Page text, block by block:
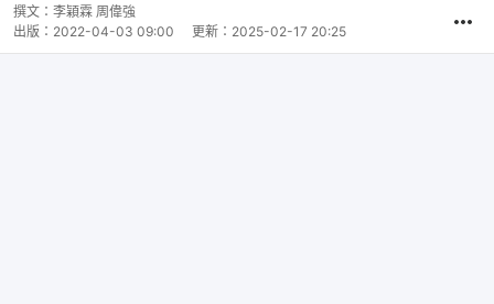
撰文： 李穎霖 周偉強
出版： 2022-04-03 09:00 更新： 2025-02-17 20:25